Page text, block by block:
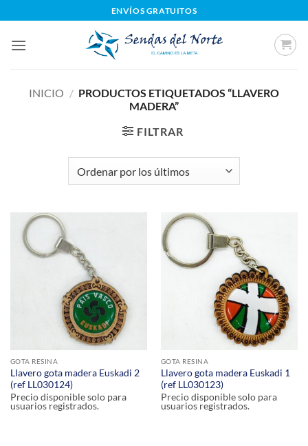
al
contenido
ENVÍOS GRATUITOS
INICIO / PRODUCTOS ETIQUETADOS “LLAVERO
MADERA”
FILTRAR
GOTA RESINA
Llavero gota madera Euskadi 2
(ref LL030124)
Precio disponible solo para
usuarios registrados.
GOTA RESINA
Llavero gota madera Euskadi 1
(ref LL030123)
Precio disponible solo para
usuarios registrados.